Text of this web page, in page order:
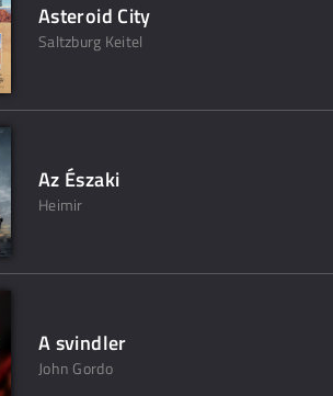
Asteroid City
Saltzburg Keitel
Az Északi
Heimir
A svindler
John Gordo